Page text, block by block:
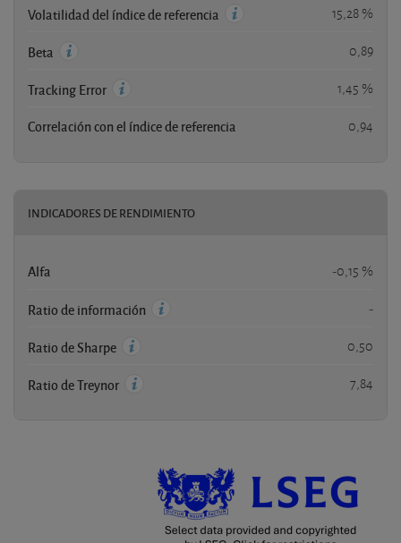
Volatilidad del índice de referencia 15,28 %
Beta 0,89
Tracking Error 1,45 %
Correlación con el índice de referencia 0,94
INDICADORES DE RENDIMIENTO
Alfa -0,15 %
Ratio de información -
Ratio de Sharpe 0,50
Ratio de Treynor 7,84